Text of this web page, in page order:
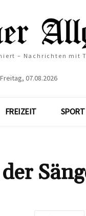
– Nachrichten mit
Freitag, 07.08.2026
FREIZEIT SPORT